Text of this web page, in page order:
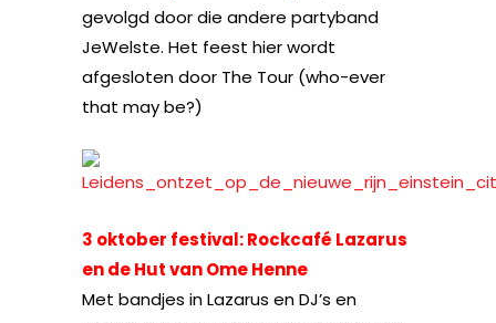
gevolgd door die andere partyband
JeWelste. Het feest hier wordt
afgesloten door The Tour (who-ever
that may be?)
3 oktober festival: Rockcafé Lazarus
en de Hut van Ome Henne
Met bandjes in Lazarus en DJ’s en